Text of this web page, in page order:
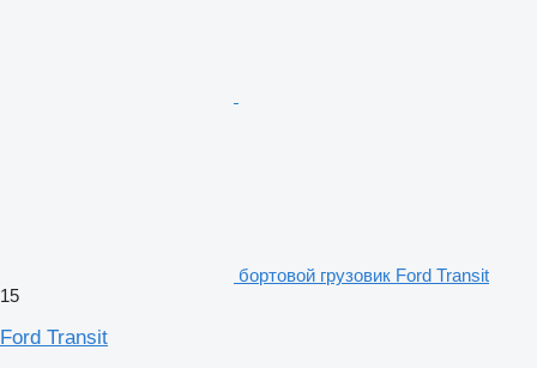
бортовой грузовик Ford Transit
15
Ford Transit